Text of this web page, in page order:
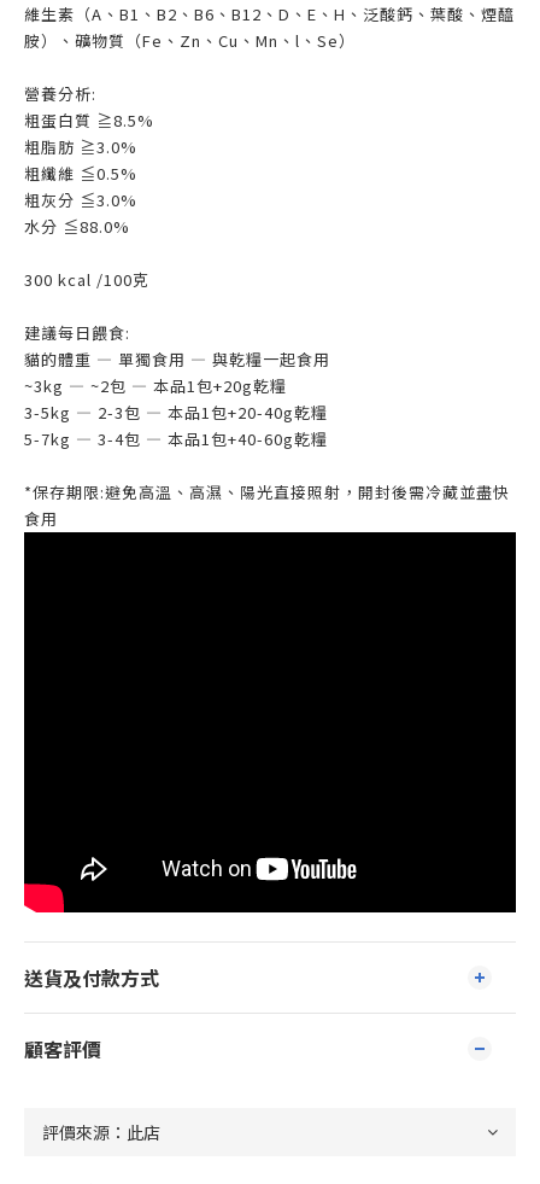
維生素（A、B1、B2、B6、B12、D、E、H、泛酸鈣、葉酸、煙醯
胺）、礦物質（Fe、Zn、Cu、Mn、l、Se）
營養分析:
粗蛋白質 ≧8.5%
粗脂肪 ≧3.0%
粗纖維 ≦0.5%
粗灰分 ≦3.0%
水分 ≦88.0%
300 kcal /100克
建議每日餵食:
貓的體重 — 單獨食用 — 與乾糧一起食用
~3kg — ~2包 — 本品1包+20g乾糧
3-5kg — 2-3包 — 本品1包+20-40g乾糧
5-7kg — 3-4包 — 本品1包+40-60g乾糧
*保存期限:避免高溫、高濕、陽光直接照射，開封後需冷藏並盡快
食用
送貨及付款方式
顧客評價